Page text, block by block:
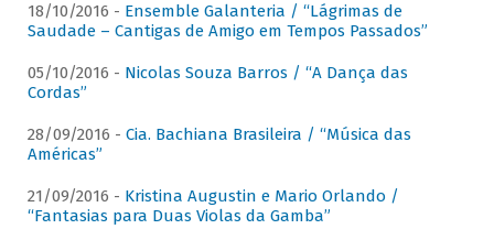
18/10/2016 - Ensemble Galanteria / “Lágrimas de
Saudade – Cantigas de Amigo em Tempos Passados”
05/10/2016 - Nicolas Souza Barros / “A Dança das
Cordas”
28/09/2016 - Cia. Bachiana Brasileira / “Música das
Américas”
21/09/2016 - Kristina Augustin e Mario Orlando /
“Fantasias para Duas Violas da Gamba”